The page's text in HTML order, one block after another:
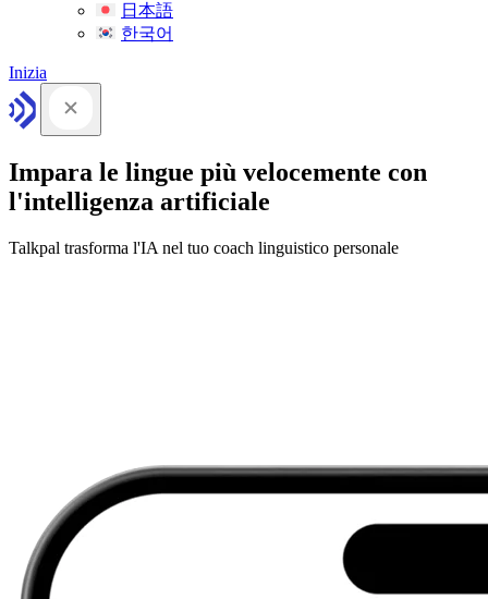
日本語
한국어
Inizia
Impara le lingue più velocemente con
l'intelligenza artificiale
Talkpal trasforma l'IA nel tuo coach linguistico personale